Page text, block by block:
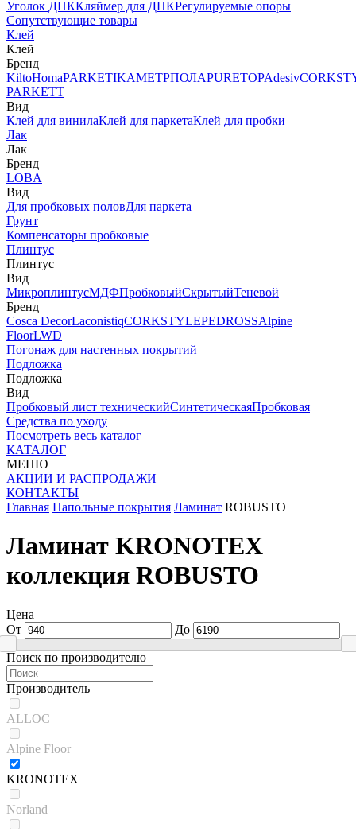
Уголок ДПККляймер для ДПКРегулируемые опоры
Сопутствующие товары
Клей
Клей
Бренд
KiltoHomaPARKETIKAМЕТРПОЛАPURETOPAdesiv
PARKETT
Вид
Клей для винилаКлей для паркетаКлей для пробки
Лак
Лак
Бренд
LOBA
Вид
Для пробковых половДля паркета
Грунт
Компенсаторы пробковые
Плинтус
Плинтус
Вид
МикроплинтусМДФПробковыйСкрытыйТеневой
Бренд
Cosca DecorLaconistiqCORKSTYLEPEDROSSAlpine
FloorLWD
Погонаж для настенных покрытий
Подложка
Подложка
Вид
Пробковый лист техническийСинтетическаяПробковая
Средства по уходу
Посмотреть весь каталог
КАТАЛОГ
МЕНЮ
АКЦИИ И РАСПРОДАЖИ
КОНТАКТЫ
Главная Напольные покрытия Ламинат ROBUSTO
Ламинат KRONOTEX
коллекция ROBUSTO
Цена
От
До
Поиск по производителю
Производитель
ALLOC
Alpine Floor
KRONOTEX
Norland